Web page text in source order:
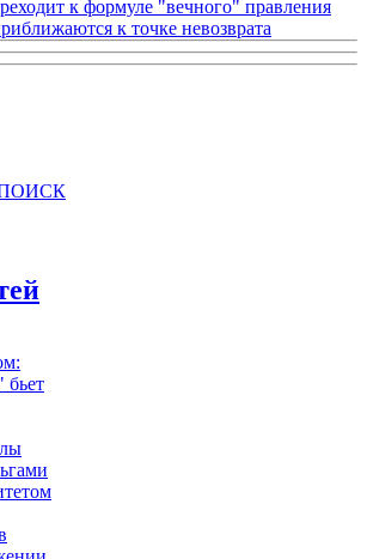
к формуле "вечного" правления
к точке невозврата
бьет